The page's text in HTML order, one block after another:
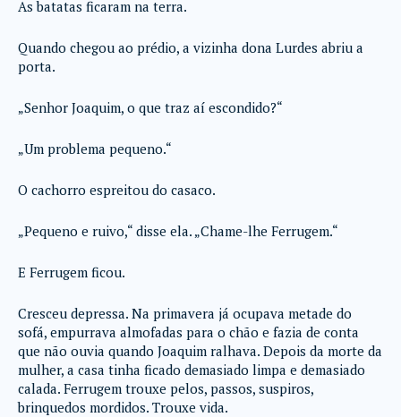
As batatas ficaram na terra.
Quando chegou ao prédio, a vizinha dona Lurdes abriu a
porta.
„Senhor Joaquim, o que traz aí escondido?“
„Um problema pequeno.“
O cachorro espreitou do casaco.
„Pequeno e ruivo,“ disse ela. „Chame-lhe Ferrugem.“
E Ferrugem ficou.
Cresceu depressa. Na primavera já ocupava metade do
sofá, empurrava almofadas para o chão e fazia de conta
que não ouvia quando Joaquim ralhava. Depois da morte da
mulher, a casa tinha ficado demasiado limpa e demasiado
calada. Ferrugem trouxe pelos, passos, suspiros,
brinquedos mordidos. Trouxe vida.